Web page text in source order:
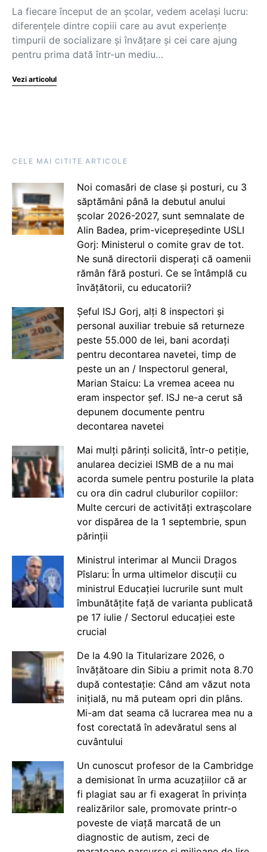
La fiecare început de an școlar, vedem același lucru:
diferențele dintre copiii care au avut experiențe
timpurii de socializare și învățare și cei care ajung
pentru prima dată într-un mediu…
Vezi articolul
CELE MAI CITITE ARTICOLE
Noi comasări de clase și posturi, cu 3
săptămâni până la debutul anului
școlar 2026-2027, sunt semnalate de
Alin Badea, prim-vicepreședinte USLI
Gorj: Ministerul o comite grav de tot.
Ne sună directorii disperați că oamenii
rămân fără posturi. Ce se întâmplă cu
învățătorii, cu educatorii?
Șeful ISJ Gorj, alți 8 inspectori și
personal auxiliar trebuie să returneze
peste 55.000 de lei, bani acordați
pentru decontarea navetei, timp de
peste un an / Inspectorul general,
Marian Staicu: La vremea aceea nu
eram inspector șef. ISJ ne-a cerut să
depunem documente pentru
decontarea navetei
Mai mulți părinți solicită, într-o petiție,
anularea deciziei ISMB de a nu mai
acorda sumele pentru posturile la plata
cu ora din cadrul cluburilor copiilor:
Multe cercuri de activități extrașcolare
vor dispărea de la 1 septembrie, spun
părinții
Ministrul interimar al Muncii Dragos
Pîslaru: În urma ultimelor discuții cu
ministrul Educației lucrurile sunt mult
îmbunătățite față de varianta publicată
pe 17 iulie / Sectorul educației este
crucial
De la 4.90 la Titularizare 2026, o
învățătoare din Sibiu a primit nota 8.70
după contestație: Când am văzut nota
inițială, nu mă puteam opri din plâns.
Mi-am dat seama că lucrarea mea nu a
fost corectată în adevăratul sens al
cuvântului
Un cunoscut profesor de la Cambridge
a demisionat în urma acuzațiilor că ar
fi plagiat sau ar fi exagerat în privința
realizărilor sale, promovate printr-o
poveste de viață marcată de un
diagnostic de autism, zeci de